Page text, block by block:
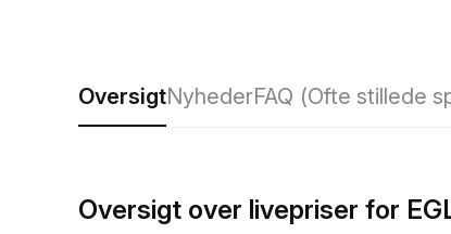
OversigtNyhederFAQ (Ofte stillede
Oversigt over livepriser for